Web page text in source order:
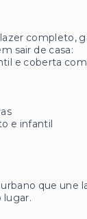
completo,
sair de casa:
e coberta
e infantil
que une
lugar.